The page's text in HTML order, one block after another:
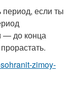
если ты
— до конца
zimoy-